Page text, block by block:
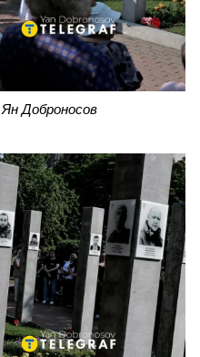
Доброносов